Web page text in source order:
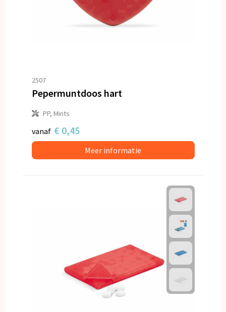
2507
Pepermuntdoos hart
PP, Mints
vanaf € 0,45
Meer informatie